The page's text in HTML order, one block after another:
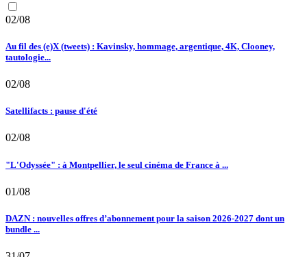
02/08
Au fil des (e)X (tweets) : Kavinsky, hommage, argentique, 4K, Clooney,
tautologie...
02/08
Satellifacts : pause d'été
02/08
"L'Odyssée" : à Montpellier, le seul cinéma de France à ...
01/08
DAZN : nouvelles offres d’abonnement pour la saison 2026-2027 dont un
bundle ...